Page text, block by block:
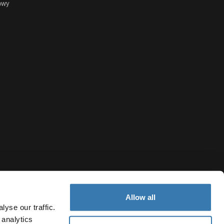
our traffic.
Allow all